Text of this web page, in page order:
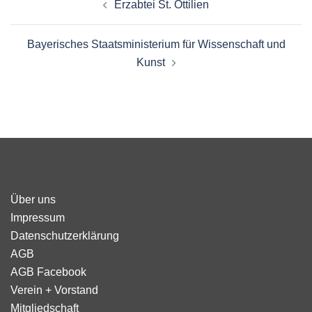
Erzabtei St. Ottilien
Bayerisches Staatsministerium für Wissenschaft und
Kunst
Über uns
Impressum
Datenschutzerklärung
AGB
AGB Facebook
Verein + Vorstand
Mitgliedschaft